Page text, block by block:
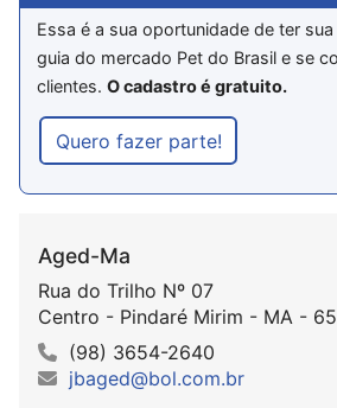
Essa é a sua oportunidade de ter
guia do mercado Pet do Brasil e se
clientes.O cadastro é gratuito.
Quero fazer parte!
Aged-Ma
Rua do Trilho Nº 07
Centro - Pindaré Mirim - MA -
(98) 3654-2640
jbaged@bol.com.br